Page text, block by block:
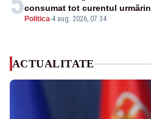
Politica-4 aug. 2026, 07:34
consumat tot curentul
ACTUALITATE